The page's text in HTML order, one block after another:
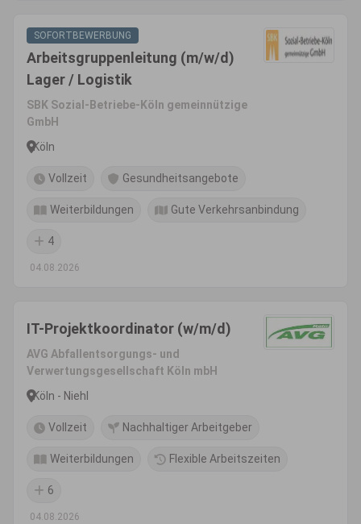
SOFORTBEWERBUNG
Arbeitsgruppenleitung (m/w/d)
Lager / Logistik
SBK Sozial-Betriebe-Köln gemeinnützige
GmbH
Köln
Vollzeit Gesundheitsangebote
Weiterbildungen Gute Verkehrsanbindung
4
04.08.2026
IT-Projektkoordinator (w/m/d)
AVG Abfallentsorgungs- und
Verwertungsgesellschaft Köln mbH
Köln - Niehl
Vollzeit Nachhaltiger Arbeitgeber
Weiterbildungen Flexible Arbeitszeiten
6
04.08.2026